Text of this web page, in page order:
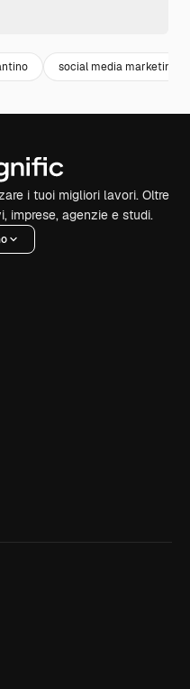
social media marketing
i tuoi migliori lavori. Oltre
imprese, agenzie e studi.